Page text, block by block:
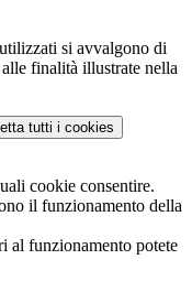
si avvalgono di
finalità illustrate nella
tutti i cookies
cookie consentire.
il funzionamento della
al funzionamento potete